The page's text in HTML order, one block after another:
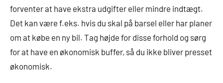
forventer at have ekstra udgifter eller mindre indtægt.
Det kan være f.eks. hvis du skal på barsel eller har planer
om at købe en ny bil. Tag højde for disse forhold og sørg
for at have en økonomisk buffer, så du ikke bliver presset
økonomisk.